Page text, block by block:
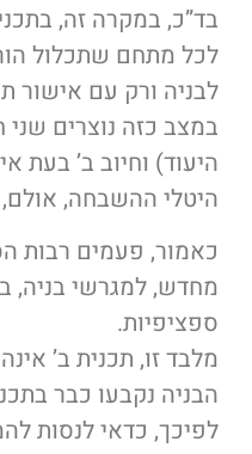
בד”כ, במקרה זה,
לכל מתחם שתכלול
לבניה ורק עם אישור
במצב כזה נוצרים
היעוד) וחיוב ב’ בעת
היטלי ההשבחה,
כאמור, פעמים רבות
מחדש, למגרשי בניה,
ספציפיות.
מלבד זו, תכנית ב’
הבניה נקבעו כבר
לפיכך, כדאי לנסות